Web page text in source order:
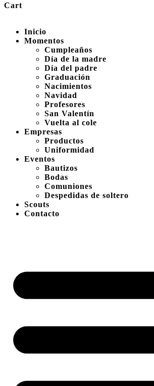
Cart
Inicio
Momentos
Cumpleaños
Día de la madre
Día del padre
Graduación
Nacimientos
Navidad
Profesores
San Valentín
Vuelta al cole
Empresas
Productos
Uniformidad
Eventos
Bautizos
Bodas
Comuniones
Despedidas de soltero
Scouts
Contacto